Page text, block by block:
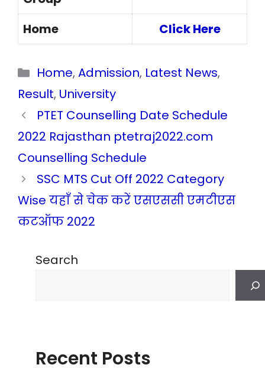
Home Click Here
Categories
Home,Admission, Latest News,
Result, University
PTET Counselling Date Schedule
2022 Rajasthan ptetraj2022.com
Counselling Schedule
SSC MTS Cut Off 2022 Category
Wise यहाँ से चेक करें एसएससी एमटीएस
कटऑफ 2022
Search
Recent Posts